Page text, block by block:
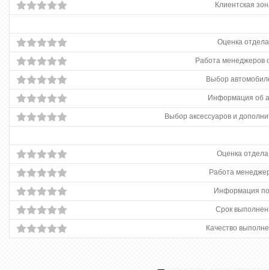
Клиентская
Оценка
Работа менеджеров
Выбор
Информация об
Выбор аксессуаров и
Оценка
Работа
Информация
Срок
Качество